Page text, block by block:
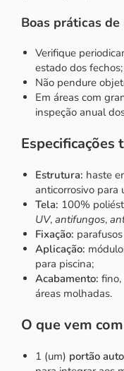
Boas práticas de
Verifique
estado dos fechos;
Não pendure
Em áreas com
inspeção anual
Especificações
Estrutura: haste
anticorrosivo para
Tela: 100%
UV, antifungos,
Fixação:
Aplicação:
para piscina;
Acabamento: fino,
áreas molhadas.
O que vem
1 (um) portão